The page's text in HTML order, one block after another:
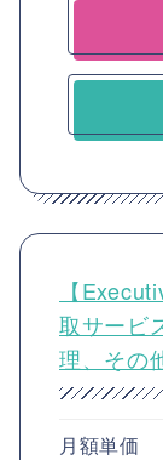
【
取サービ
理、その
月額単価